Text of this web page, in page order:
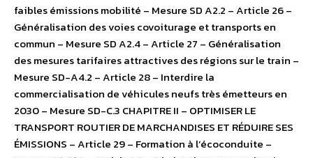
faibles émissions mobilité – Mesure SD A2.2 – Article 26 –
Généralisation des voies covoiturage et transports en
commun – Mesure SD A2.4 – Article 27 – Généralisation
des mesures tarifaires attractives des régions sur le train –
Mesure SD-A4.2 – Article 28 – Interdire la
commercialisation de véhicules neufs très émetteurs en
2030 – Mesure SD-C.3 CHAPITRE II – OPTIMISER LE
TRANSPORT ROUTIER DE MARCHANDISES ET RÉDUIRE SES
ÉMISSIONS – Article 29 – Formation à l’écoconduite –